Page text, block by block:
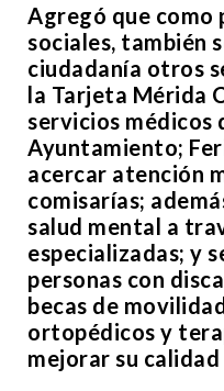
Agregó que como
sociales, también
ciudadanía otros
la Tarjeta Mérida
servicios médicos
Ayuntamiento;
acercar atención
comisarías;
salud mental a
especializadas; y
personas con
becas de
ortopédicos y
mejorar su